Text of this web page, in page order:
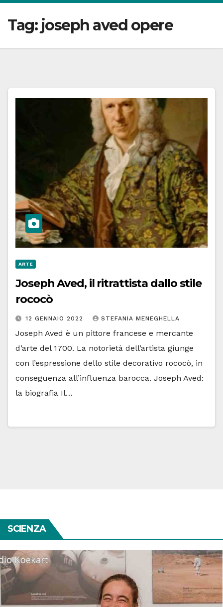
Tag: joseph aved opere
ARTE
Joseph Aved, il ritrattista dallo stile
rococò
12 GENNAIO 2022 STEFANIA MENEGHELLA
Joseph Aved è un pittore francese e mercante
d’arte del 1700. La notorietà dell’artista giunge
con l’espressione dello stile decorativo rococò, in
conseguenza all’influenza barocca. Joseph Aved:
la biografia Il…
SCIENZA